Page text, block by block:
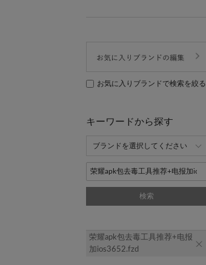
お気に入りブランドで検索を絞る
キーワードから探す
検索
荣耀apk包去毒工具推荐+电报
加ios3652.fzd